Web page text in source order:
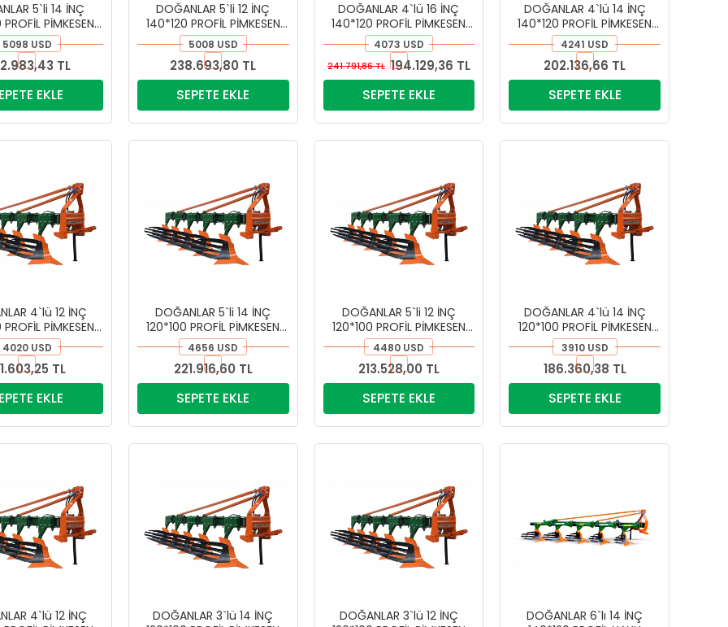
5`li 14 İNÇ
PİMKESEN
PULLUK
5098 USD
TL
EKLE
DOĞANLAR 5`li 12 İNÇ
140*120 PROFİL PİMKESEN
PULLUK
5008 USD
238.693,80 TL
SEPETE EKLE
DOĞANLAR 4`lü 16 İNÇ
140*120 PROFİL PİMKESEN
PULLUK
4073 USD
194.129,36 TL
241.791,86 TL
SEPETE EKLE
DOĞANLAR 4`lü 14 İNÇ
140*120 PROFİL PİMKESEN
PULLUK
4241 USD
202.136,66 TL
SEPETE EKLE
4`lü 12 İNÇ
PİMKESEN
PULLUK
4020 USD
TL
EKLE
DOĞANLAR 5`li 14 İNÇ
120*100 PROFİL PİMKESEN
PULLUK
4656 USD
221.916,60 TL
SEPETE EKLE
DOĞANLAR 5`li 12 İNÇ
120*100 PROFİL PİMKESEN
PULLUK
4480 USD
213.528,00 TL
SEPETE EKLE
DOĞANLAR 4`lü 14 İNÇ
120*100 PROFİL PİMKESEN
PULLUK
3910 USD
186.360,38 TL
SEPETE EKLE
4`lü 12 İNÇ
DOĞANLAR 3`lü 14 İNÇ
DOĞANLAR 3`lü 12 İNÇ
DOĞANLAR 6`lı 14 İNÇ